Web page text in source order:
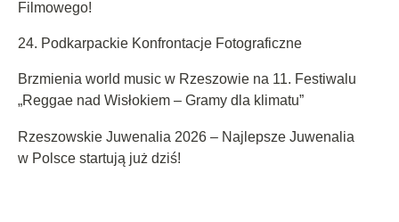
Filmowego!
24. Podkarpackie Konfrontacje Fotograficzne
Brzmienia world music w Rzeszowie na 11. Festiwalu
„Reggae nad Wisłokiem – Gramy dla klimatu”
Rzeszowskie Juwenalia 2026 – Najlepsze Juwenalia
w Polsce startują już dziś!